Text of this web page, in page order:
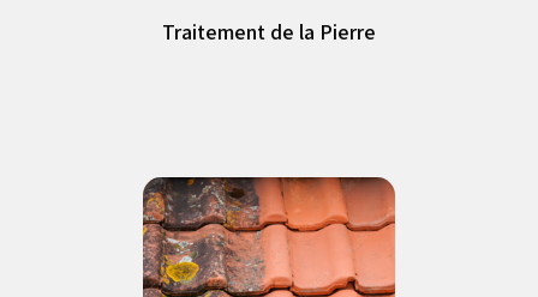
Traitement de la Pierre
Traitement de la Pierre